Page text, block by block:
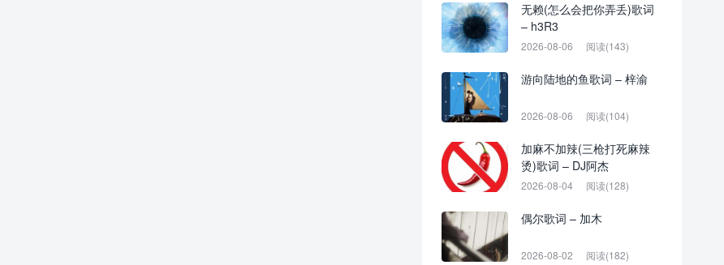
无赖(怎么会把你弄丢)歌词
– h3R3
2026-08-06 阅读(143)
游向陆地的鱼歌词 – 梓渝
2026-08-06 阅读(104)
加麻不加辣(三枪打死麻辣
烫)歌词 – DJ阿杰
2026-08-04 阅读(128)
偶尔歌词 – 加木
2026-08-02 阅读(182)